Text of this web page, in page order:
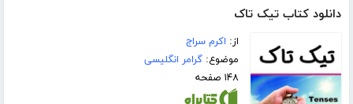
دانلود کتاب تیک تاک
از: اکرم سراج
موضوع:گرامر انگلیسی
۱۴۸ صفحه